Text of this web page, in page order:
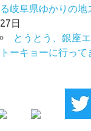
る岐阜県ゆかりの地
27日
とうとう、銀座
トーキョーに行って